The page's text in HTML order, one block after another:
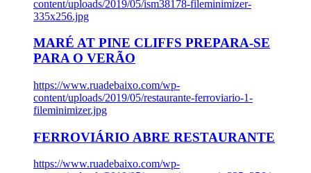
content/uploads/2019/05/ism38178-fileminimizer-
335x256.jpg
MARÉ AT PINE CLIFFS PREPARA-SE
PARA O VERÃO
https://www.ruadebaixo.com/wp-
content/uploads/2019/05/restaurante-ferroviario-1-
fileminimizer.jpg
FERROVIÁRIO ABRE RESTAURANTE
https://www.ruadebaixo.com/wp-